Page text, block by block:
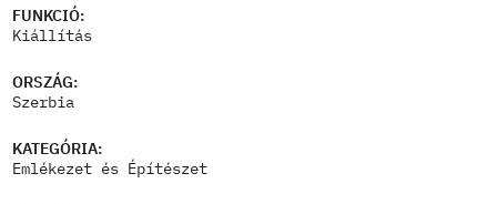
Zsűri
Rólunk
FUNKCIÓ:
Kiállítás
ORSZÁG:
Szerbia
KATEGÓRIA:
Emlékezet és Építészet